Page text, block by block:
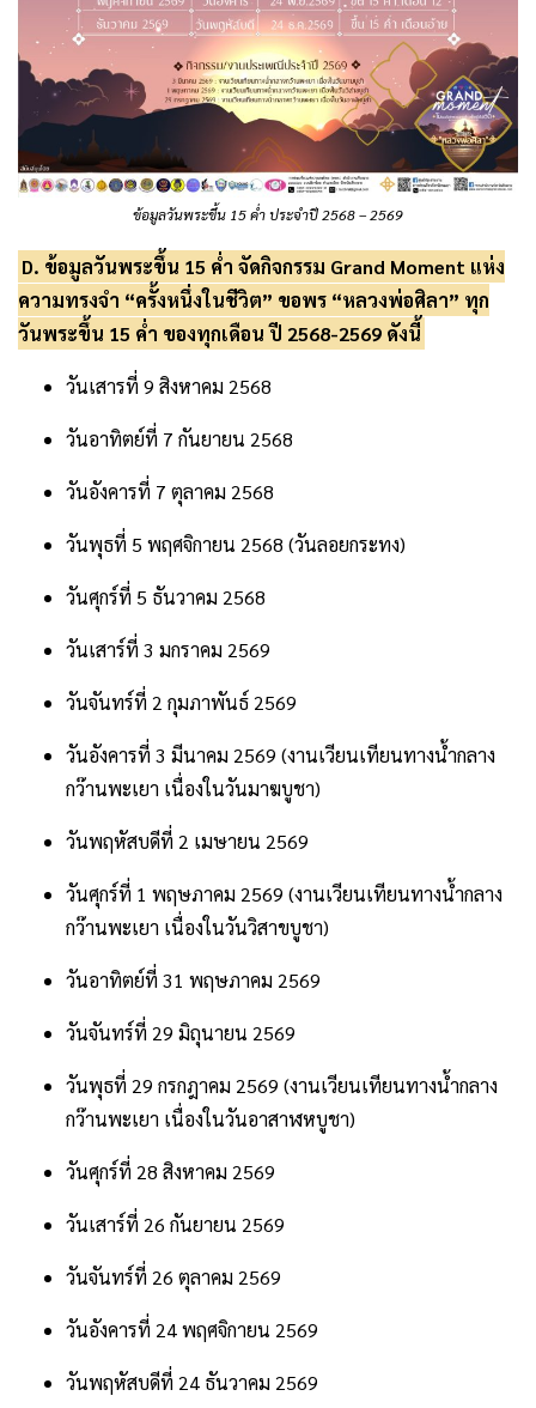
ข้อมูลวันพระขึ้น 15 ค่ำ ประจำปี 2568 – 2569
D. ข้อมูลวันพระขึ้น 15 ค่ำ จัดกิจกรรม Grand Moment แห่ง
ความทรงจำ “ครั้งหนึ่งในชีวิต” ขอพร “หลวงพ่อศิลา” ทุก
วันพระขึ้น 15 ค่ำ ของทุกเดือน ปี 2568-2569 ดังนี้
วันเสารที่ 9 สิงหาคม 2568
วันอาทิตย์ที่ 7 กันยายน 2568
วันอังคารที่ 7 ตุลาคม 2568
วันพุธที่ 5 พฤศจิกายน 2568 (วันลอยกระทง)
วันศุกร์ที่ 5 ธันวาคม 2568
วันเสาร์ที่ 3 มกราคม 2569
วันจันทร์ที่ 2 กุมภาพันธ์ 2569
วันอังคารที่ 3 มีนาคม 2569 (งานเวียนเทียนทางน้ำกลาง
กว๊านพะเยา เนื่องในวันมาฆบูชา)
วันพฤหัสบดีที่ 2 เมษายน 2569
วันศุกร์ที่ 1 พฤษภาคม 2569 (งานเวียนเทียนทางน้ำกลาง
กว๊านพะเยา เนื่องในวันวิสาขบูชา)
วันอาทิตย์ที่ 31 พฤษภาคม 2569
วันจันทร์ที่ 29 มิถุนายน 2569
วันพุธที่ 29 กรกฎาคม 2569 (งานเวียนเทียนทางน้ำกลาง
กว๊านพะเยา เนื่องในวันอาสาฬหบูชา)
วันศุกร์ที่ 28 สิงหาคม 2569
วันเสาร์ที่ 26 กันยายน 2569
วันจันทร์ที่ 26 ตุลาคม 2569
วันอังคารที่ 24 พฤศจิกายน 2569
วันพฤหัสบดีที่ 24 ธันวาคม 2569